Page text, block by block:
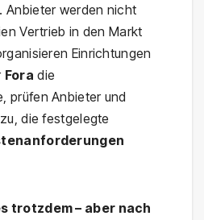
Anbieter werden nicht
Vertrieb in den Markt
Einrichtungen
Fora die
prüfen Anbieter und
die festgelegte
trotzdem – aber nach